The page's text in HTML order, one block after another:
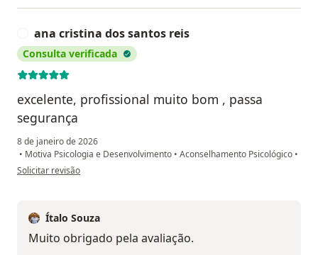
ana cristina dos santos reis
Consulta verificada
excelente, profissional muito bom , passa
segurança
8 de janeiro de 2026
• Motiva Psicologia e Desenvolvimento • Aconselhamento Psicológico •
na opinião do utilizador ana cristina dos santos reis
Solicitar revisão
Ítalo Souza
Muito obrigado pela avaliação.